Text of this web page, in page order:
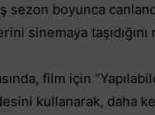
sezon boyunca
sinemaya
film için
kullanarak, daha